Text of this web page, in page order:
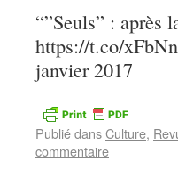
“”Seuls” : après
https://t.co/
janvier 2017
Publié dansCulture,
commentaire